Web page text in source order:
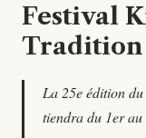
Festival
Tradition
La 25e édition
tiendra du 1er au